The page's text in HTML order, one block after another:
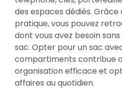
des espaces dédiés.
pratique, vous pouvez
dont vous avez besoin
sac. Opter pour un sac
compartiments contribue
organisation efficace et
affaires au quotidien.